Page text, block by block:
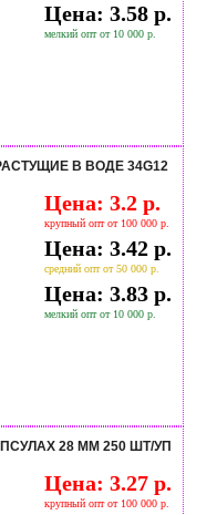
Цена: 3.58 р.
мелкий опт от 10 000 р.
В ВОДЕ 34G12
Цена: 3.2 р.
крупный опт от 100 000 р.
Цена: 3.42 р.
средний опт от 50 000 р.
Цена: 3.83 р.
мелкий опт от 10 000 р.
28 ММ 250 ШТ/УП
Цена: 3.27 р.
крупный опт от 100 000 р.